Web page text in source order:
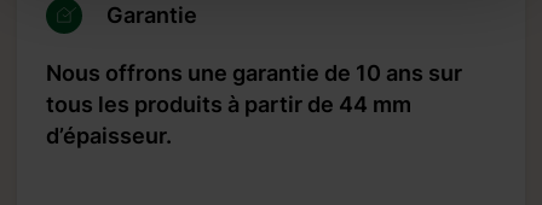
Garantie
Nous offrons une garantie de 10 ans sur
tous les produits à partir de 44 mm
d’épaisseur.